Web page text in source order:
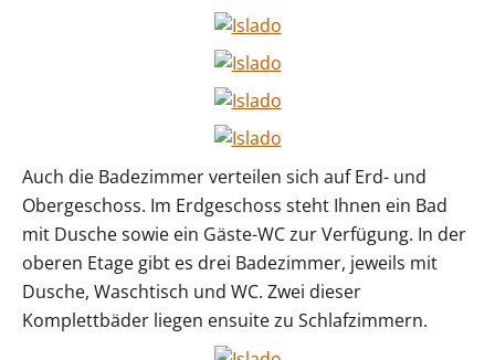
Auch die Badezimmer verteilen sich auf Erd- und
Obergeschoss. Im Erdgeschoss steht Ihnen ein Bad
mit Dusche sowie ein Gäste-WC zur Verfügung. In der
oberen Etage gibt es drei Badezimmer, jeweils mit
Dusche, Waschtisch und WC. Zwei dieser
Komplettbäder liegen ensuite zu Schlafzimmern.